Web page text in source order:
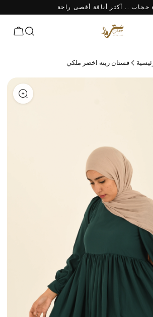
حجاب .. أكثر أناقة أقصى راحة
فستان زينه اخضر ملكي